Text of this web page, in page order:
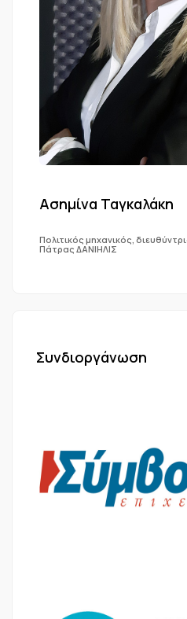
Ασημίνα Ταγκαλάκη
Πολιτικός μηχανικός,
Πάτρας ΔΑΝΙΗΛΙΣ
Συνδιοργάνωση